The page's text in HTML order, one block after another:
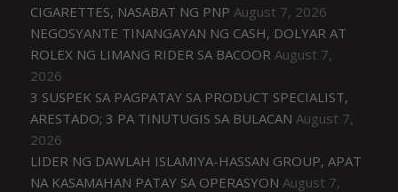
CIGARETTES, NASABAT NG PNP August 7, 2026
NEGOSYANTE TINANGAYAN NG CASH, DOLYAR AT
ROLEX NG LIMANG RIDER SA BACOOR August 7,
2026
3 SUSPEK SA PAGPATAY SA PRODUCT SPECIALIST,
ARESTADO; 3 PA TINUTUGIS SA BULACAN August 7,
2026
LIDER NG DAWLAH ISLAMIYA-HASSAN GROUP, APAT
NA KASAMAHAN PATAY SA OPERASYON August 7,